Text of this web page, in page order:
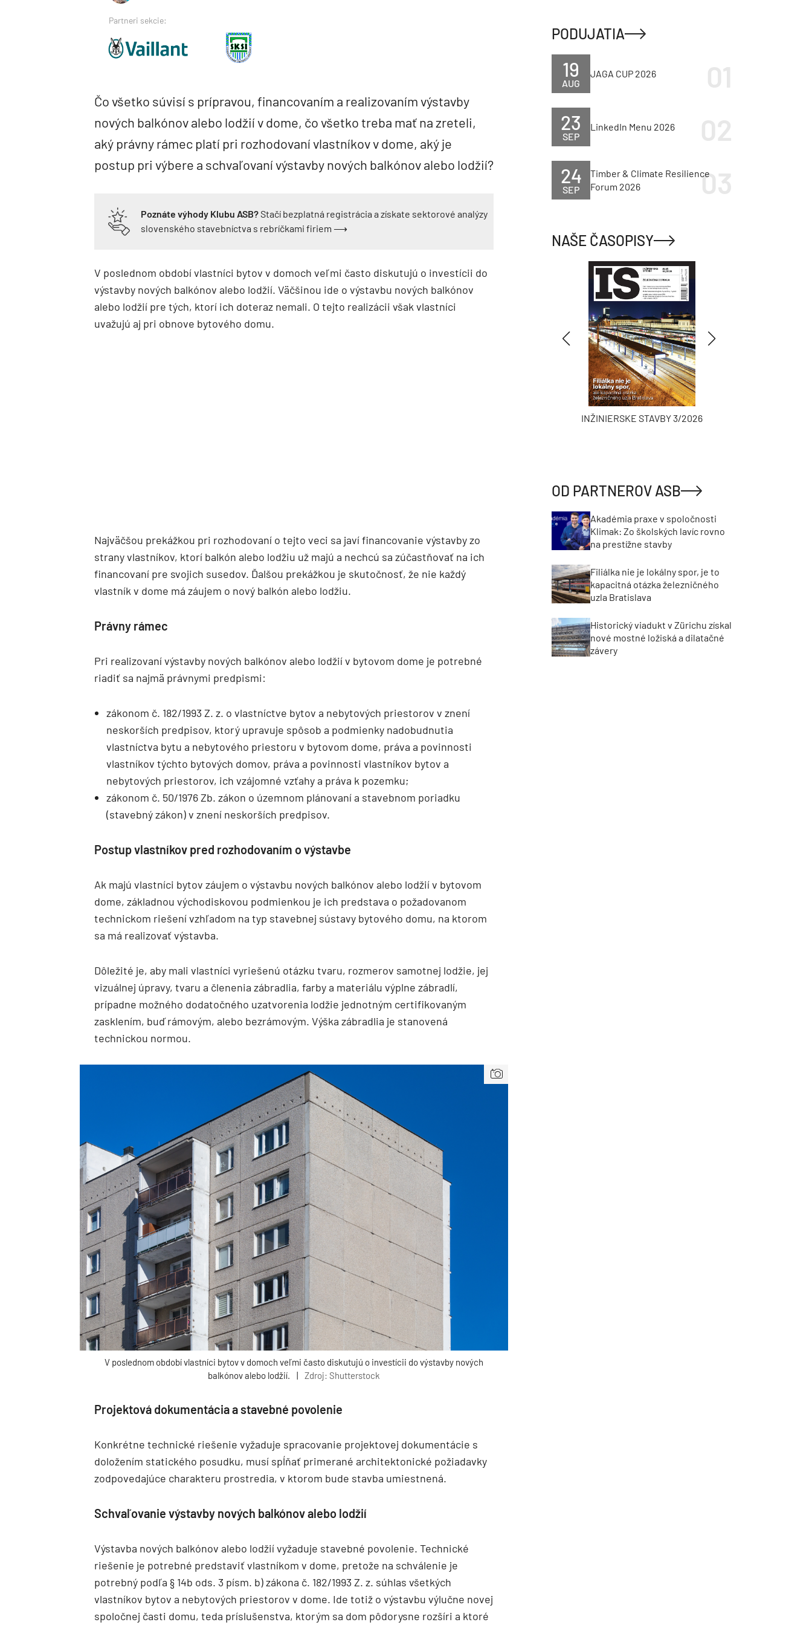
Partneri sekcie:
Čo všetko súvisí s prípravou, financovaním a realizovaním výstavby
nových balkónov alebo lodžií v dome, čo všetko treba mať na zreteli,
aký právny rámec platí pri rozhodovaní vlastníkov v dome, aký je
postup pri výbere a schvaľovaní výstavby nových balkónov alebo lodžií?
Poznáte výhody Klubu ASB?Stačí bezplatná registrácia a získate sektorové analýzy
slovenského stavebníctva s rebríčkami firiem ⟶
V poslednom období vlastníci bytov v domoch veľmi často diskutujú o investícii do
výstavby nových balkónov alebo lodžií. Väčšinou ide o výstavbu nových balkónov
alebo lodžií pre tých, ktorí ich doteraz nemali. O tejto realizácii však vlastníci
uvažujú aj pri obnove bytového domu.
Najväčšou prekážkou pri rozhodovaní o tejto veci sa javí financovanie výstavby zo
strany vlastníkov, ktorí balkón alebo lodžiu už majú a nechcú sa zúčastňovať na ich
financovaní pre svojich susedov. Ďalšou prekážkou je skutočnosť, že nie každý
vlastník v dome má záujem o nový balkón alebo lodžiu.
Právny rámec
Pri realizovaní výstavby nových balkónov alebo lodžií v bytovom dome je potrebné
riadiť sa najmä právnymi predpismi:
zákonom č. 182/1993 Z. z. o vlastníctve bytov a nebytových priestorov v znení
neskorších predpisov, ktorý upravuje spôsob a podmienky nadobudnutia
vlastníctva bytu a nebytového priestoru v bytovom dome, práva a povinnosti
vlastníkov týchto bytových domov, práva a povinnosti vlastníkov bytov a
nebytových priestorov, ich vzájomné vzťahy a práva k pozemku;
zákonom č. 50/1976 Zb. zákon o územnom plánovaní a stavebnom poriadku
(stavebný zákon) v znení neskorších predpisov.
Postup vlastníkov pred rozhodovaním o výstavbe
Ak majú vlastníci bytov záujem o výstavbu nových balkónov alebo lodžií v bytovom
dome, základnou východiskovou podmienkou je ich predstava o požadovanom
technickom riešení vzhľadom na typ stavebnej sústavy bytového domu, na ktorom
sa má realizovať výstavba.
Dôležité je, aby mali vlastníci vyriešenú otázku tvaru, rozmerov samotnej lodžie, jej
vizuálnej úpravy, tvaru a členenia zábradlia, farby a materiálu výplne zábradlí,
prípadne možného dodatočného uzatvorenia lodžie jednotným certifikovaným
zasklením, buď rámovým, alebo bezrámovým. Výška zábradlia je stanovená
technickou normou.
V poslednom období vlastníci bytov v domoch veľmi často diskutujú o investícii do výstavby nových
balkónov alebo lodžií.
| Zdroj: Shutterstock
Projektová dokumentácia a stavebné povolenie
Konkrétne technické riešenie vyžaduje spracovanie projektovej dokumentácie s
doložením statického posudku, musí spĺňať primerané architektonické požiadavky
zodpovedajúce charakteru prostredia, v ktorom bude stavba umiestnená.
Schvaľovanie výstavby nových balkónov alebo lodžií
Výstavba nových balkónov alebo lodžií vyžaduje stavebné povolenie. Technické
riešenie je potrebné predstaviť vlastníkom v dome, pretože na schválenie je
potrebný podľa § 14b ods. 3 písm. b) zákona č. 182/1993 Z. z. súhlas všetkých
vlastníkov bytov a nebytových priestorov v dome. Ide totiž o výstavbu výlučne novej
spoločnej časti domu, teda príslušenstva, ktorým sa dom pôdorysne rozšíri a ktoré
PODUJATIA
AUG
19 JAGA CUP 2026
SEP
23 LinkedIn Menu 2026
SEP
24
Timber & Climate Resilience
Forum 2026
NAŠE ČASOPISY
INŽINIERSKE STAVBY 3/2026
OD PARTNEROV ASB
Akadémia praxe v spoločnosti
Klimak: Zo školských lavíc rovno
na prestížne stavby
Filiálka nie je lokálny spor, je to
kapacitná otázka železničného
uzla Bratislava
Historický viadukt v Zürichu získal
nové mostné ložiská a dilatačné
závery